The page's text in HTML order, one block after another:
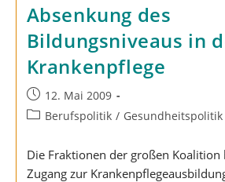
Absenkung des
Bildungsniveaus in
Krankenpflege
Beitrag
veröffentlicht:
12. Mai 2009
Beitrags-
Berufspolitik / Gesundheitspolitik
Die Fraktionen der großen Koalition
Zugang zur